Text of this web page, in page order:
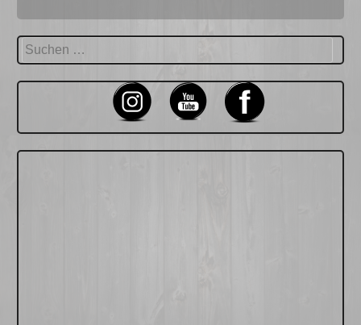
Suchen
nach: